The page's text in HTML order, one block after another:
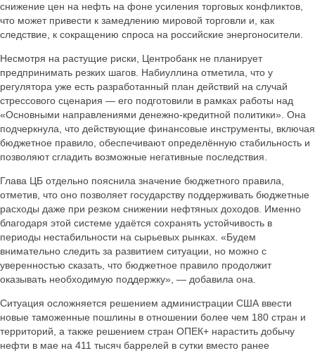
снижение цен на нефть на фоне усиления торговых конфликтов,
что может привести к замедлению мировой торговли и, как
следствие, к сокращению спроса на российские энергоносители.
Несмотря на растущие риски, Центробанк не планирует
предпринимать резких шагов. Набиуллина отметила, что у
регулятора уже есть разработанный план действий на случай
стрессового сценария — его подготовили в рамках работы над
«Основными направлениями денежно-кредитной политики». Она
подчеркнула, что действующие финансовые инструменты, включая
бюджетное правило, обеспечивают определённую стабильность и
позволяют сгладить возможные негативные последствия.
Глава ЦБ отдельно пояснила значение бюджетного правила,
отметив, что оно позволяет государству поддерживать бюджетные
расходы даже при резком снижении нефтяных доходов. Именно
благодаря этой системе удаётся сохранять устойчивость в
периоды нестабильности на сырьевых рынках. «Будем
внимательно следить за развитием ситуации, но можно с
уверенностью сказать, что бюджетное правило продолжит
оказывать необходимую поддержку», — добавила она.
Ситуация осложняется решением администрации США ввести
новые таможенные пошлины в отношении более чем 180 стран и
территорий, а также решением стран ОПЕК+ нарастить добычу
нефти в мае на 411 тысяч баррелей в сутки вместо ранее